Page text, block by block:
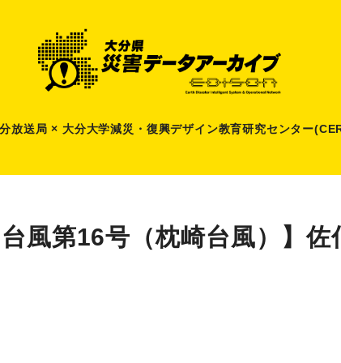
放送局 × 大分大学減災 ・ 復興デザイン教育研究センター
台風第16号（枕崎台風）】